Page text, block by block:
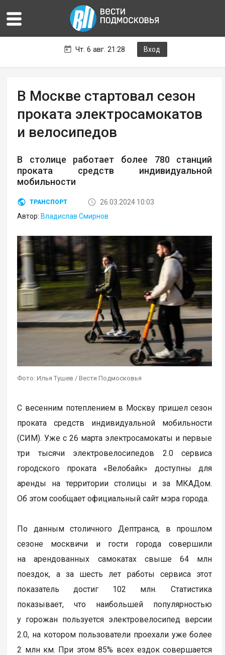
Чт. 6 авг. 21:28 Вход
В Москве стартовал сезон
проката электросамокатов
и велосипедов
В столице работает более 780 станций
проката средств индивидуальной
мобильности
ТРАНСПОРТ
26.03.2024 10:03
Автор: Владислав Смирнов
Фото: Илья Тушев / Вести Подмосковья
С весенним потеплением в Москву пришел сезон
проката средств индивидуальной мобильности
(СИМ). Уже с 26 марта электросамокаты и первые
три тысячи электровелосипедов 2.0 сервиса
городского проката «Велобайк» доступны для
аренды на территории столицы и за МКАДом.
Об этом сообщает официальный сайт мэра города.
По данным столичного Дептранса, в прошлом
сезоне москвичи и гости города совершили
на арендованных самокатах свыше 64 млн
поездок, а за шесть лет работы сервиса этот
показатель достиг 102 млн. Статистика
показывает, что наибольшей популярностью
у горожан пользуется электровелосипед версии
2.0, на котором пользователи проехали уже более
2 млн км. При этом 85% всех ездок совершается